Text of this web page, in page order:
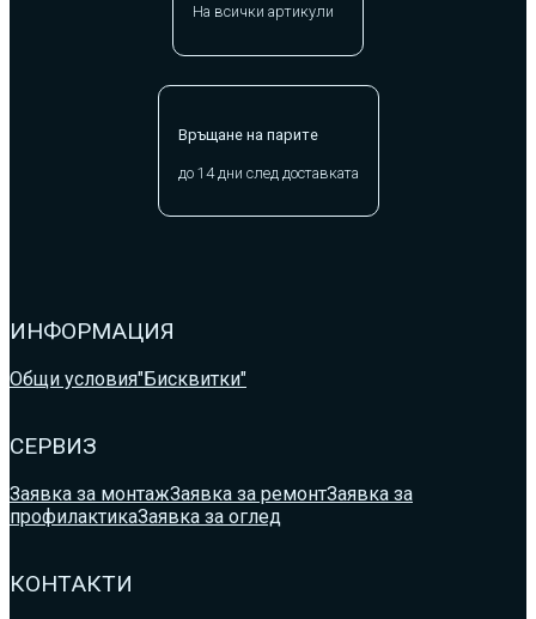
На всички артикули
Връщане на парите
до 14 дни след доставката
ИНФОРМАЦИЯ
Общи условия"Бисквитки"
СЕРВИЗ
Заявка за монтажЗаявка за ремонтЗаявка за
профилактикаЗаявка за оглед
КОНТАКТИ